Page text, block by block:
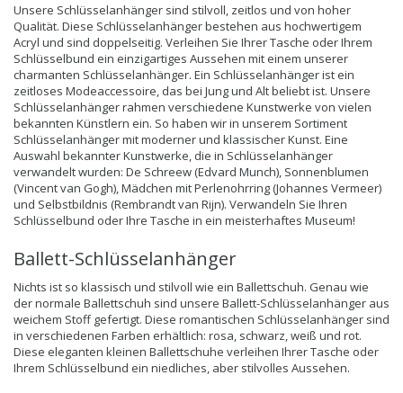
Unsere Schlüsselanhänger sind stilvoll, zeitlos und von hoher
Qualität. Diese Schlüsselanhänger bestehen aus hochwertigem
Acryl und sind doppelseitig. Verleihen Sie Ihrer Tasche oder Ihrem
Schlüsselbund ein einzigartiges Aussehen mit einem unserer
charmanten Schlüsselanhänger. Ein Schlüsselanhänger ist ein
zeitloses Modeaccessoire, das bei Jung und Alt beliebt ist. Unsere
Schlüsselanhänger rahmen verschiedene Kunstwerke von vielen
bekannten Künstlern ein. So haben wir in unserem Sortiment
Schlüsselanhänger mit moderner und klassischer Kunst. Eine
Auswahl bekannter Kunstwerke, die in Schlüsselanhänger
verwandelt wurden: De Schreew (Edvard Munch), Sonnenblumen
(Vincent van Gogh), Mädchen mit Perlenohrring (Johannes Vermeer)
und Selbstbildnis (Rembrandt van Rijn). Verwandeln Sie Ihren
Schlüsselbund oder Ihre Tasche in ein meisterhaftes Museum!
Ballett-Schlüsselanhänger
Nichts ist so klassisch und stilvoll wie ein Ballettschuh. Genau wie
der normale Ballettschuh sind unsere Ballett-Schlüsselanhänger aus
weichem Stoff gefertigt. Diese romantischen Schlüsselanhänger sind
in verschiedenen Farben erhältlich: rosa, schwarz, weiß und rot.
Diese eleganten kleinen Ballettschuhe verleihen Ihrer Tasche oder
Ihrem Schlüsselbund ein niedliches, aber stilvolles Aussehen.